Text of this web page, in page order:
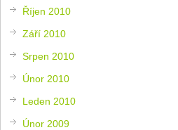
Říjen 2010
Září 2010
Srpen 2010
Únor 2010
Leden 2010
Únor 2009